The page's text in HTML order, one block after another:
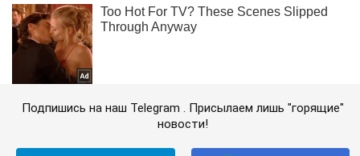
Подпишись на наш Telegram . Присылаем лишь "горящие"
новости!